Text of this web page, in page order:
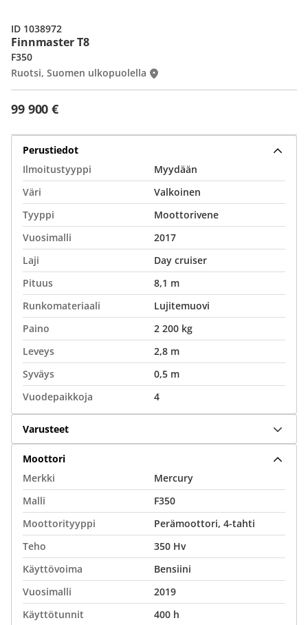
Finnmaster T8
99 900 €
F350
Ruotsi, Suomen ulkopuolella
ID 1038972
Perustiedot
Ilmoitustyyppi
Myydään
Väri
Valkoinen
Tyyppi
Moottorivene
Vuosimalli
2017
Laji
Day cruiser
Pituus
8,1 m
Runkomateriaali
Lujitemuovi
Paino
2 200 kg
Leveys
2,8 m
Syväys
0,5 m
Vuodepaikkoja
4
Varusteet
Moottori
Merkki
Mercury
Malli
F350
Moottorityyppi
Perämoottori, 4-tahti
Teho
350 Hv
Käyttövoima
Bensiini
Vuosimalli
2019
Käyttötunnit
400 h